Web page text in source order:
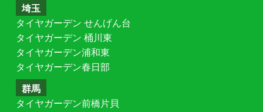
埼玉
タイヤガーデン せんげん台
タイヤガーデン 桶川東
タイヤガーデン浦和東
タイヤガーデン春日部
群馬
タイヤガーデン前橋片貝